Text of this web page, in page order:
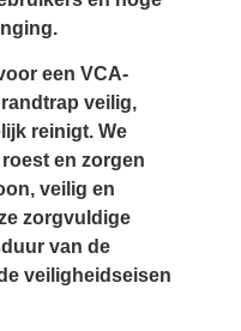
een VCA-
veilig,
reinigt. We
en zorgen
veilig en
zorgvuldige
van de
veiligheidseisen